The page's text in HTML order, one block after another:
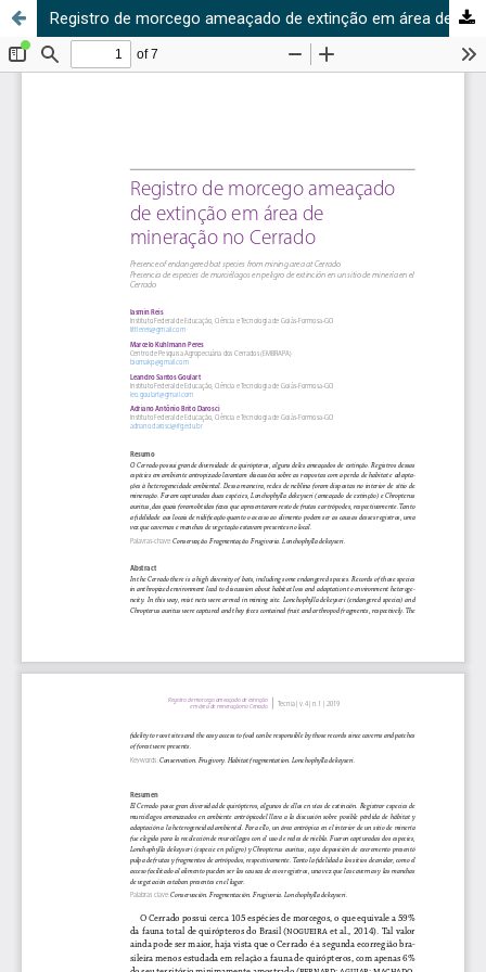
Registro de morcego ameaçado de extinção em área de mineração no Cerrado